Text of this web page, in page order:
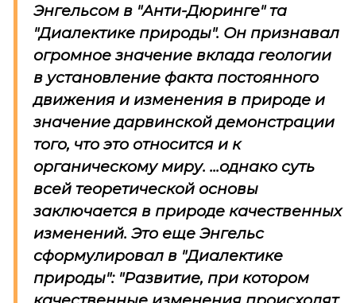
Энгельсом в "Анти-Дюринге" та
"Диалектике природы". Он признавал
огромное значение вклада геологии
в установление факта постоянного
движения и изменения в природе и
значение дарвинской демонстрации
того, что это относится и к
органическому миру. ...однако суть
всей теоретической основы
заключается в природе качественных
изменений. Это еще Энгельс
сформулировал в "Диалектике
природы": "Развитие, при котором